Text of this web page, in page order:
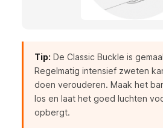
Tip: De Classic Buckle is
Regelmatig intensief zweten
doen verouderen. Maak het
los en laat het goed luchten
opbergt.